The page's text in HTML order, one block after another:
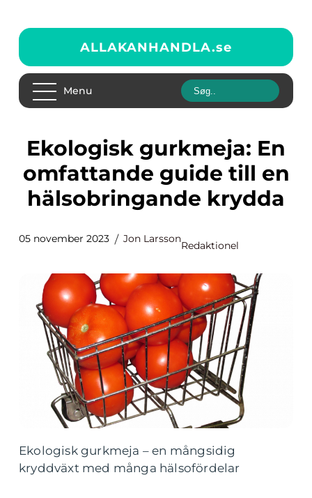
ALLAKANHANDLA.se
Menu
Ekologisk gurkmeja: En
omfattande guide till en
hälsobringande krydda
05 november 2023 Jon Larsson
Redaktionel
Ekologisk gurkmeja – en mångsidig
kryddväxt med många hälsofördelar